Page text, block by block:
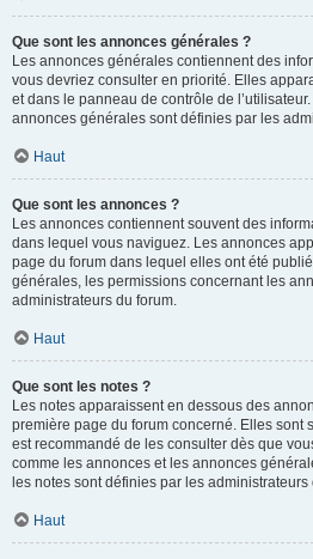
Que sont les annonces générales ?
Les annonces générales contiennent des
vous devriez consulter en priorité. Elles
et dans le panneau de contrôle de
annonces générales sont définies par les
Haut
Que sont les annonces ?
Les annonces contiennent souvent des
dans lequel vous naviguez. Les annonces
page du forum dans lequel elles ont été
générales, les permissions concernant les
administrateurs du forum.
Haut
Que sont les notes ?
Les notes apparaissent en dessous des
première page du forum concerné. Elles sont
est recommandé de les consulter dès que
comme les annonces et les annonces
les notes sont définies par les administrateurs
Haut